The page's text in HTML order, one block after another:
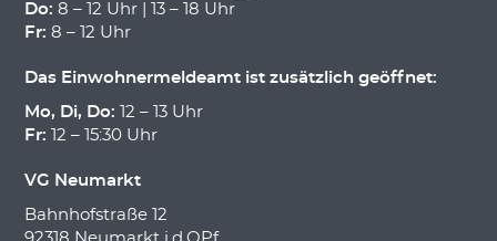
Do: 8 – 12 Uhr | 13 – 18 Uhr
Fr: 8 – 12 Uhr
Das Einwohnermeldeamt ist zusätzlich geöffnet:
Mo, Di, Do: 12 – 13 Uhr
Fr: 12 – 15:30 Uhr
VG Neumarkt
Bahnhofstraße 12